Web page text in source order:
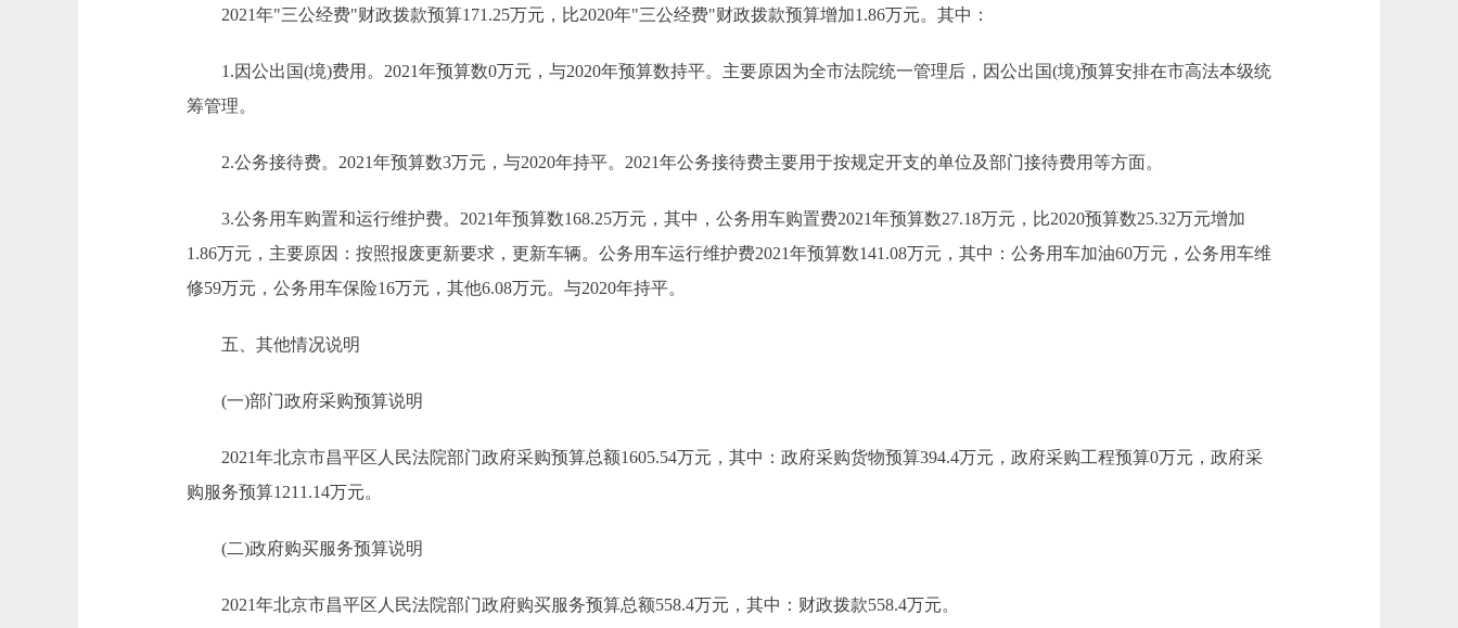
2021年"三公经费"财政拨款预算171.25万元，比2020年"三公经费"财政拨款预算增加1.86万元。其中：
1.因公出国(境)费用。2021年预算数0万元，与2020年预算数持平。主要原因为全市法院统一管理后，因公出国(境)预算安排在市高法本级统
筹管理。
2.公务接待费。2021年预算数3万元，与2020年持平。2021年公务接待费主要用于按规定开支的单位及部门接待费用等方面。
3.公务用车购置和运行维护费。2021年预算数168.25万元，其中，公务用车购置费2021年预算数27.18万元，比2020预算数25.32万元增加
1.86万元，主要原因：按照报废更新要求，更新车辆。公务用车运行维护费2021年预算数141.08万元，其中：公务用车加油60万元，公务用车维
修59万元，公务用车保险16万元，其他6.08万元。与2020年持平。
五、其他情况说明
(一)部门政府采购预算说明
2021年北京市昌平区人民法院部门政府采购预算总额1605.54万元，其中：政府采购货物预算394.4万元，政府采购工程预算0万元，政府采
购服务预算1211.14万元。
(二)政府购买服务预算说明
2021年北京市昌平区人民法院部门政府购买服务预算总额558.4万元，其中：财政拨款558.4万元。